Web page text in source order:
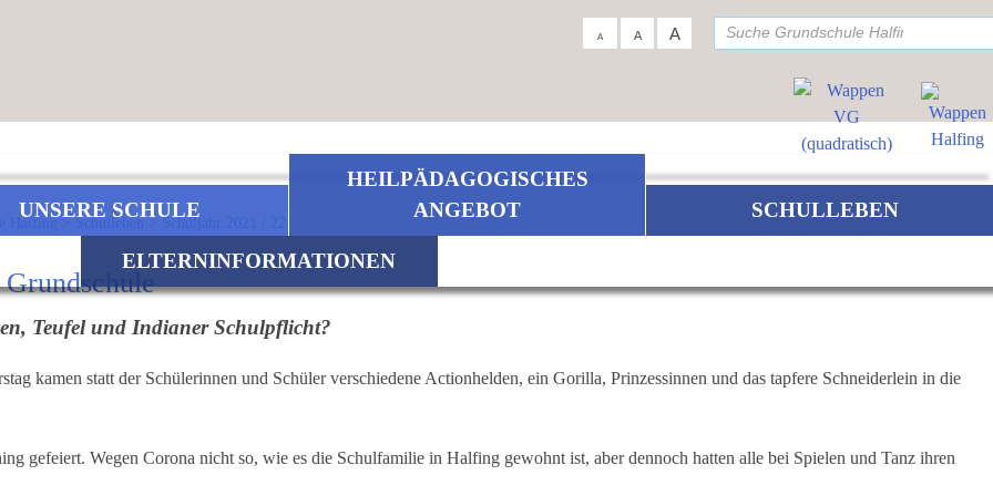
A A A
UNSERE SCHULE
HEILPÄDAGOGISCHES
ANGEBOT
SCHULLEBEN
ELTERNINFORMATIONEN
Halfing>Schulleben>Schuljahr 2021 / 22
Teufel und Indianer Schulpflicht?
kamen statt der Schülerinnen und Schüler verschiedene Actionhelden, ein Gorilla, Prinzessinnen und das tapfere Schneiderlein in die
gefeiert. Wegen Corona nicht so, wie es die Schulfamilie in Halfing gewohnt ist, aber dennoch hatten alle bei Spielen und Tanz ihren